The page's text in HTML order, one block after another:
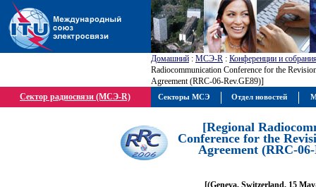
Домашний : МСЭ-R : Конференции и
Radiocommunication Conference for the
Agreement (RRC-06-Rev.GE89)]
Сектор радиосвязи (МСЭ-R)
[Regional
Conference for the
Agreement (RRC-
[(Geneva, Switzerland, 15
Секторы МСЭ Отдел новостей